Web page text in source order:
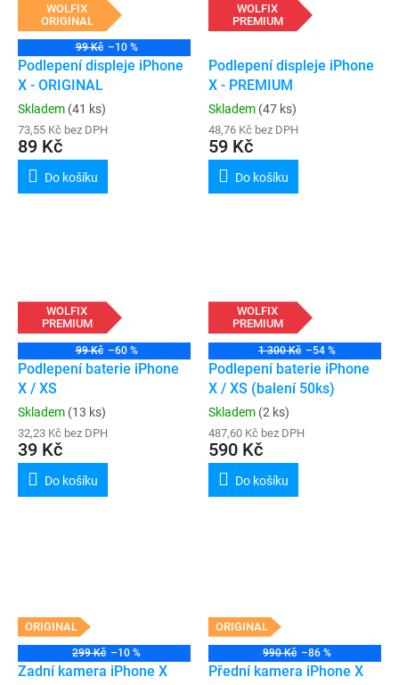
WOLFIX
ORIGINAL
99 Kč –10 %
Podlepení displeje iPhone
X - ORIGINAL
Skladem (41 ks)
73,55 Kč bez DPH
89 Kč
Do košíku
WOLFIX
PREMIUM
Podlepení displeje iPhone
X - PREMIUM
Skladem (47 ks)
48,76 Kč bez DPH
59 Kč
Do košíku
WOLFIX
PREMIUM
99 Kč –60 %
Podlepení baterie iPhone
X / XS
Skladem (13 ks)
32,23 Kč bez DPH
39 Kč
Do košíku
WOLFIX
PREMIUM
1 300 Kč –54 %
Podlepení baterie iPhone
X / XS (balení 50ks)
Skladem (2 ks)
487,60 Kč bez DPH
590 Kč
Do košíku
ORIGINAL
299 Kč –10 %
Zadní kamera iPhone X
ORIGINAL
990 Kč –86 %
Přední kamera iPhone X